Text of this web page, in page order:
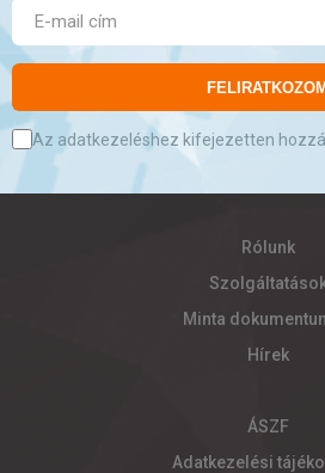
Az adatkezeléshez kifejezetten
Rólunk
Minta
Hírek
ÁSZF
Adatkezelési